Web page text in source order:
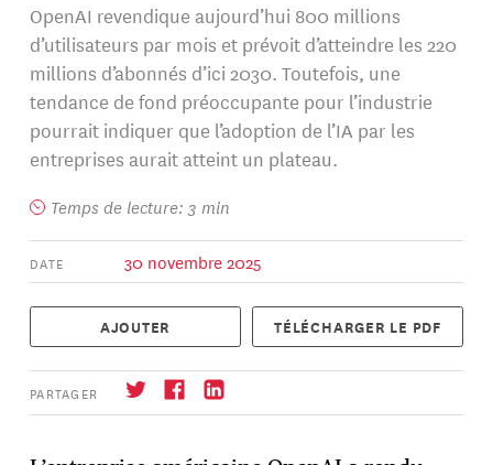
OpenAI revendique aujourd’hui 800 millions
d’utilisateurs par mois et prévoit d’atteindre les 220
millions d’abonnés d’ici 2030. Toutefois, une
tendance de fond préoccupante pour l’industrie
pourrait indiquer que l’adoption de l’IA par les
entreprises aurait atteint un plateau.
Temps de lecture: 3 min
DATE 30 novembre 2025
AJOUTER TÉLÉCHARGER LE PDF
PARTAGER